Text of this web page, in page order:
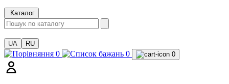
Каталог
UA RU
0 0 0